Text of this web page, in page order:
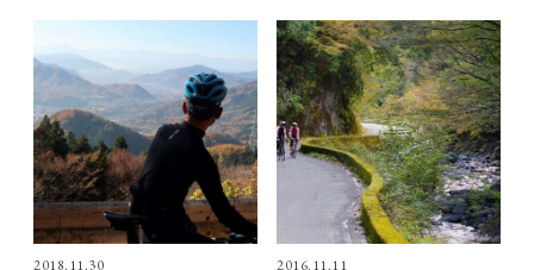
2018.11.30 2016.11.11